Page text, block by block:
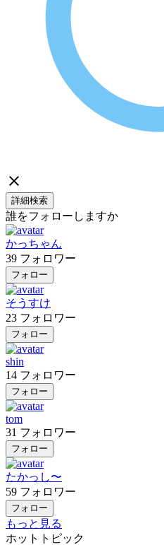
詳細検索
誰をフォローしますか
かっちゃん
39 フォロワー
フォロー
そうすけ
23 フォロワー
フォロー
shin
14 フォロワー
フォロー
tom
31 フォロワー
フォロー
たかっし〜
59 フォロワー
フォロー
もっと見る
ホットトピック